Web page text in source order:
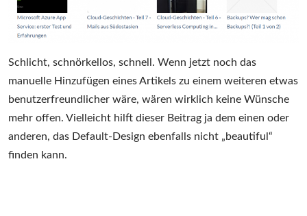
Schlicht, schnörkellos, schnell. Wenn jetzt noch das
manuelle Hinzufügen eines Artikels zu einem weiteren etwas
benutzerfreundlicher wäre, wären wirklich keine Wünsche
mehr offen. Vielleicht hilft dieser Beitrag ja dem einen oder
anderen, das Default-Design ebenfalls nicht „beautiful“
finden kann.